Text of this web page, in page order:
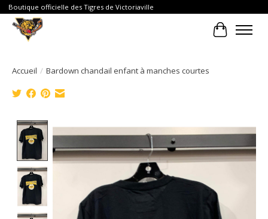
Boutique officielle des Tigres de Victoriaville
Panier
Accueil / Bardown chandail enfant à manches courtes
Product image slideshow Items